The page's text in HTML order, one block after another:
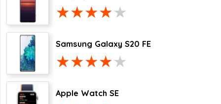
Samsung Galaxy S20 FE
Apple Watch SE